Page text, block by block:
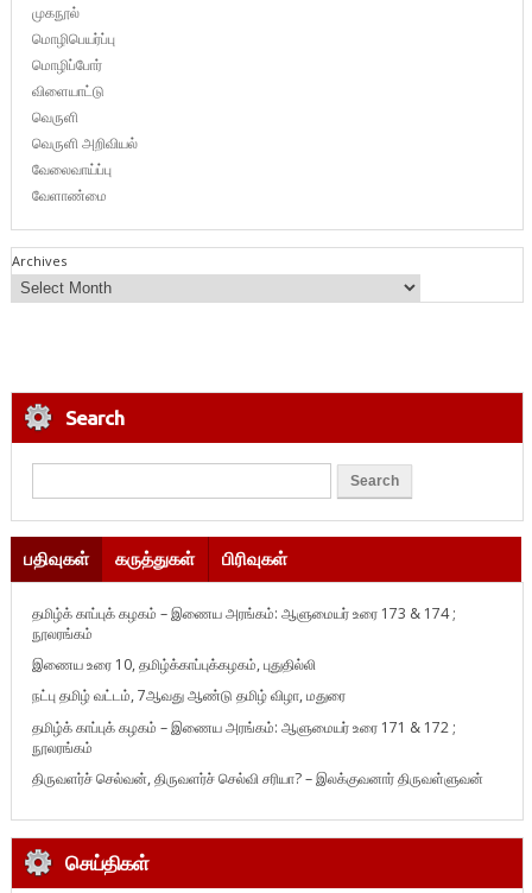
முகநூல்
மொழிபெயர்ப்பு
மொழிப்போர்
விளையாட்டு
வெருளி
வெருளி அறிவியல்
வேலைவாய்ப்பு
வேளாண்மை
Archives
Search
பதிவுகள் கருத்துகள் பிரிவுகள்
தமிழ்க் காப்புக் கழகம் – இணைய அரங்கம்: ஆளுமையர் உரை 173 & 174 ;
நூலரங்கம்
இணைய உரை 10, தமிழ்க்காப்புக்கழகம், புதுதில்லி
நட்பு தமிழ் வட்டம், 7ஆவது ஆண்டு தமிழ் விழா, மதுரை
தமிழ்க் காப்புக் கழகம் – இணைய அரங்கம்: ஆளுமையர் உரை 171 & 172 ;
நூலரங்கம்
திருவளர்ச் செல்வன், திருவளர்ச் செல்வி சரியா? – இலக்குவனார் திருவள்ளுவன்
செய்திகள்